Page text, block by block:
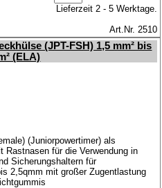
Lieferzeit 2 - 5 Werktage.
Art.Nr. 2510
(JPT-FSH) 1,5 mm² bis
(ELA)
(Juniorpowertimer) als
Rastnasen für die Verwendung in
Sicherungshaltern für
2,5qmm mit großer Zugentlastung